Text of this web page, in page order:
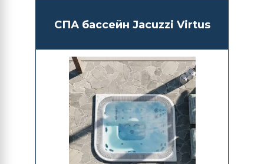
СПА бассейн Jacuzzi Virtus